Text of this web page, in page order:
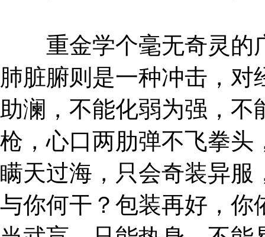
重金学个毫无奇灵的
肺脏腑则是一种冲击，
助澜，不能化弱为强，不
枪，心口两肋弹不飞拳头
瞒天过海，只会奇装异服
与你何干？包装再好，你